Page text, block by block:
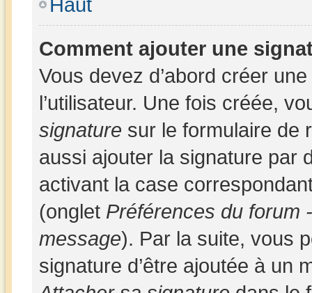
Comment ajouter une
Vous devez d’abord créer
l’utilisateur. Une fois créée,
signature sur le formulaire de
aussi ajouter la signature par
activant la case
(onglet Préférences du forum
message). Par la suite, vous
signature d’être ajoutée à un